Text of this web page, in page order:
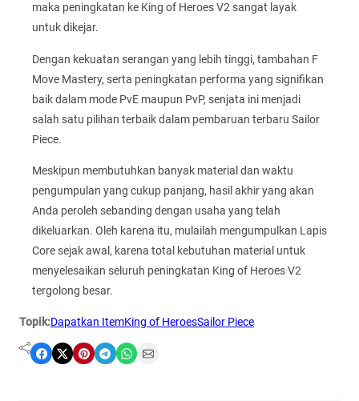
maka peningkatan ke King of Heroes V2 sangat layak
untuk dikejar.
Dengan kekuatan serangan yang lebih tinggi, tambahan F
Move Mastery, serta peningkatan performa yang signifikan
baik dalam mode PvE maupun PvP, senjata ini menjadi
salah satu pilihan terbaik dalam pembaruan terbaru Sailor
Piece.
Meskipun membutuhkan banyak material dan waktu
pengumpulan yang cukup panjang, hasil akhir yang akan
Anda peroleh sebanding dengan usaha yang telah
dikeluarkan. Oleh karena itu, mulailah mengumpulkan Lapis
Core sejak awal, karena total kebutuhan material untuk
menyelesaikan seluruh peningkatan King of Heroes V2
tergolong besar.
Topik:Dapatkan ItemKing of HeroesSailor Piece
Share on Facebook Share on X Share on Pinterest Share on Telegram Share on WhatsApp Share on Email